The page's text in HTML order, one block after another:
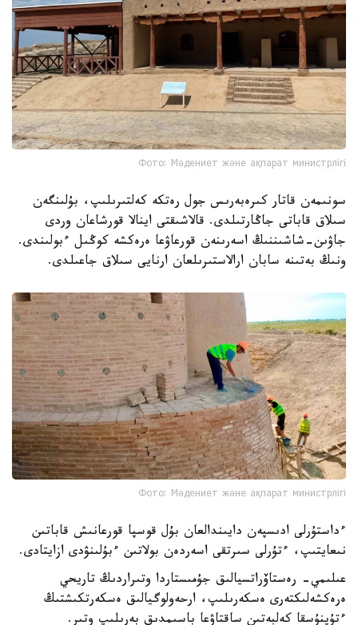
Фото: Мәдениет және ақпарат министрлігі
سونىمەن قاتار كىرەبەرىس جول رەتكە كەلتىرىلىپ، بۇلىنگەن
سىلاق قاباتى جاڭارتىلدى. قالاشىقتى اينالا قورشاعان وردى
جاۋىن-شاشىننىڭ اسەرىنەن قورعاۋعا ەرەكشە كوڭىل ءبولىندى.
ونىڭ بەتىنە سابان ارالاستىرىلعان ارنايى سىلاق جاعىلدى.
Фото: Мәдениет және ақпарат министрлігі
ءداستۇرلى ادىسپەن دايىندالعان بۇل قوسپا قورعانىش قاباتىن
نىعايتىپ، ءتۇرلى سىرتقى اسەردەن بولاتىن ءبۇلىنۋدى ازايتادى.
عىلىمي- رەستاۆراتسيالىق جۇمىستاردا وتىراردىڭ تاريحي
ەرەكشەلىكتەرى ەسكەرىلىپ، ارحەولوگيالىق ەسكەرتكىشتىڭ
ءتۇپنۇسقا كەلبەتىن ساقتاۋعا باسىمدىق بەرىلىپ وتىر.